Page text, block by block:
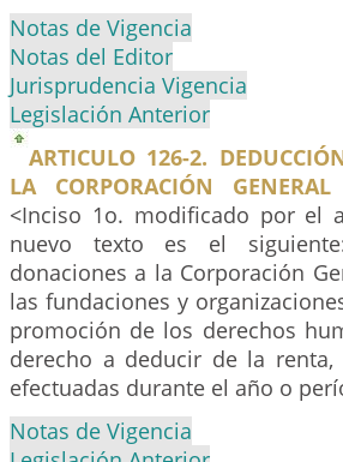
Notas de Vigencia
Notas del Editor
Jurisprudencia Vigencia
Legislación Anterior
ARTICULO 126-2.
LA CORPORACIÓN
<Inciso 1o. modificado por el
nuevo texto es el
donaciones a la Corporación
las fundaciones y
promoción de los derechos
derecho a deducir de la
efectuadas durante el año o
Notas de Vigencia